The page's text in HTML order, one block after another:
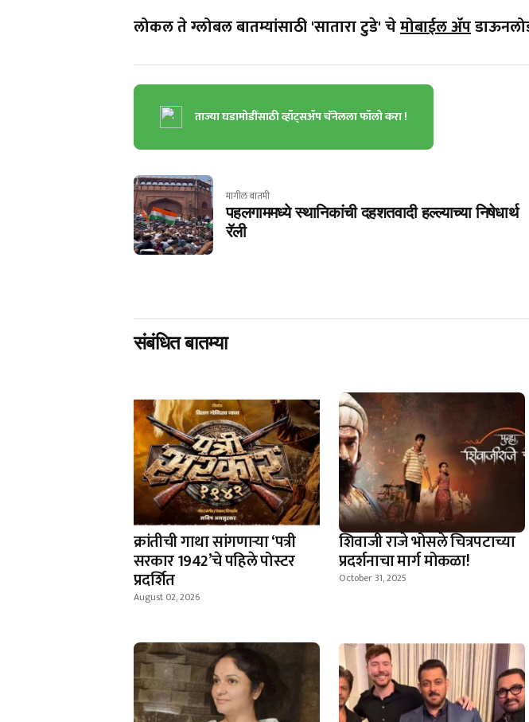
लोकल ते ग्लोबल बातम्यांसाठी 'सातारा टुडे' चेमोबाईल ॲप
ताज्या घडामोडींसाठी व्हॉट्सॲप चॅनेलला फॉलो करा !
मागील बातमी
पहलगाममध्ये स्थानिकांची दहशतवादी हल्ल्याच्या निषेधार्थ
रॅली
संबंधित बातम्या
क्रांतीची गाथा सांगणार्‍या ‘पत्री
सरकार 1942’चे पहिले पोस्टर
प्रदर्शित
August 02, 2026
शिवाजी राजे भोसले चित्रपटाच्या
प्रदर्शनाचा मार्ग मोकळा!
October 31, 2025